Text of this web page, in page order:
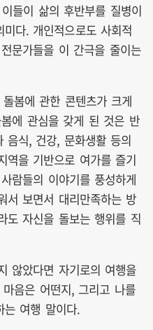
들이 삶의 후반부를 질병이
다. 개인적으로도 사회적
문가들을 이 간극을 줄이는
봄에 관한 콘텐츠가 크게
에 관심을 갖게 된 것은 반
음식, 건강, 문화생활 등의
역을 기반으로 여가를 즐기
람들의 이야기를 풍성하게
서 보면서 대리만족하는 방
도 자신을 돌보는 행위를 직
않았다면 자기로의 여행을
음은 어떤지, 그리고 나를
는 여행 말이다.